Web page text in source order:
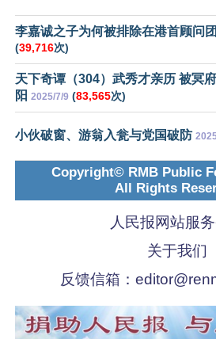
李嘉诚之子为何被排除在港首顾问
(39,716次)
天下奇谭（304）武秀才亲历 被冥
阳 2025/7/9 (83,565次)
小伙破窗、游翁入瓮与党国破防
Copyright© RMB Public
All Rights
人民报网站服
关于我们
反馈信箱：